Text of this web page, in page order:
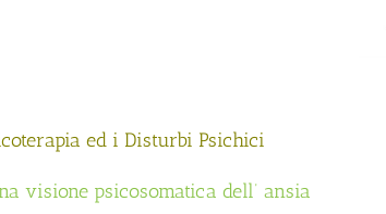
ed i Disturbi Psichici
visione psicosomatica dell’ ansia